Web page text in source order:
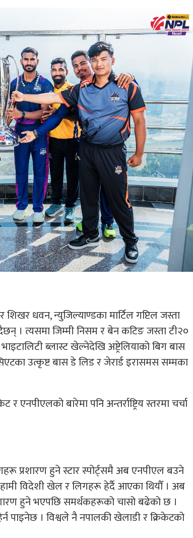
धवन, न्युजिल्याण्डका मार्टिल गप्टिल जस्ता
। त्यसमा जिम्मी निसम र बेन कटिङ जस्ता टी२०
ब्लास्ट खेल्नेदेखि अष्ट्रेलियाको बिग बास
उत्कृष्ट बास डे लिड र जेरार्ड इरासमस सम्मका
बारेमा पनि अन्तर्राष्ट्रिय स्तरमा चर्चा
प्रशारण हुने स्टार स्पोर्ट्समै अब एनपीएल बउने
विदेशी खेल र लिगहरू हेर्दै आएका थियौँ । अब
हुने भएपछि समर्थकहरूको चासो बढेको छ ।
। विश्वले नै नपालकी खेलाडी र क्रिकेटको